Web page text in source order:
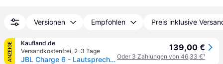
Versionen Empfohlen Preis inklusive
ANZEIGE
Kaufland.de
Versandkostenfrei, 2–3 Tage
JBL Charge 6 - Lautsprecher - tragbar - kabellos
139,00 €
Oder 3 Zahlungen von 46,33 €¹